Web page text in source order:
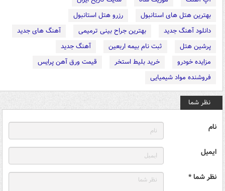
بهترین هتل های استانبول
رزرو هتل استانبول
دانلود آهنگ جدید
بهترین جراح بینی ترمیمی
آهنگ های جدید
پرشین هتل
ثبت نام بیمه اربعین
آهنگ جدید
مزایده خودرو
خرید بلیط استخر
قیمت ورق آهن پرایس
فروشنده مواد شیمیایی
نظر شما
نام
ایمیل
نظر شما *